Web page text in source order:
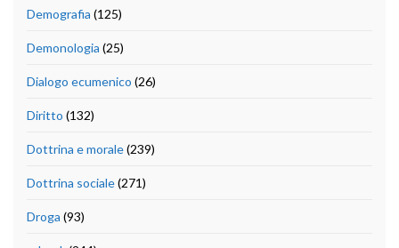
Demografia (125)
Demonologia (25)
Dialogo ecumenico (26)
Diritto (132)
Dottrina e morale(239)
Dottrina sociale(271)
Droga (93)